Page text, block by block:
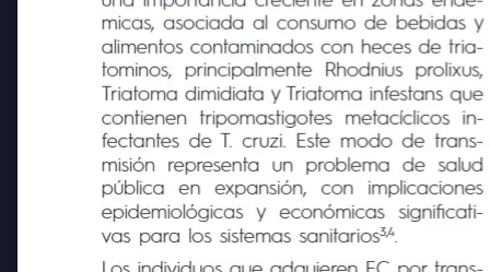
una importancia creciente en zonas endé-
micas, asociada al consumo de bebidas y
alimentos contaminados con heces de tria-
tominos, principalmente Rhodnius prolixus,
Triatoma dimidiata y Triatoma infestans que
contienen
tripomastigotes metacíclicos in-
fectantes de T. cruzi. Este modo de trans-
misión
representa un problema de
salud
pública
en expansión, con
implicaciones
epidemiológicas
y económicas
significati-
vas para los sistemas sanitarios
3,4